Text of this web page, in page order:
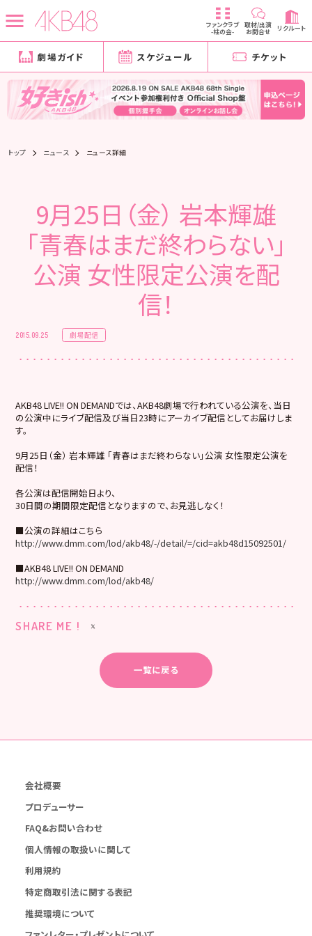
ファンクラブ
-柱の会-
取材/出演
お問合せ リクルート
劇場ガイド スケジュール チケット
トップ ニュース ニュース詳細
9月25日（金） 岩本輝雄
「青春はまだ終わらない」
公演 女性限定公演を配
信！
2015.09.25 劇場配信
AKB48 LIVE!! ON DEMANDでは、AKB48劇場で行われている公演を、当日
の公演中にライブ配信及び当日23時にアーカイブ配信としてお届けしま
す。
9月25日（金） 岩本輝雄 「青春はまだ終わらない」公演 女性限定公演を
配信！
各公演は配信開始日より、
30日間の期間限定配信となりますので、お見逃しなく！
■公演の詳細はこちら
http://www.dmm.com/lod/akb48/-/detail/=/cid=akb48d15092501/
■AKB48 LIVE!! ON DEMAND
http://www.dmm.com/lod/akb48/
SHARE ME !
一覧に戻る
会社概要
プロデューサー
FAQ&お問い合わせ
個人情報の取扱いに関して
利用規約
特定商取引法に関する表記
推奨環境について